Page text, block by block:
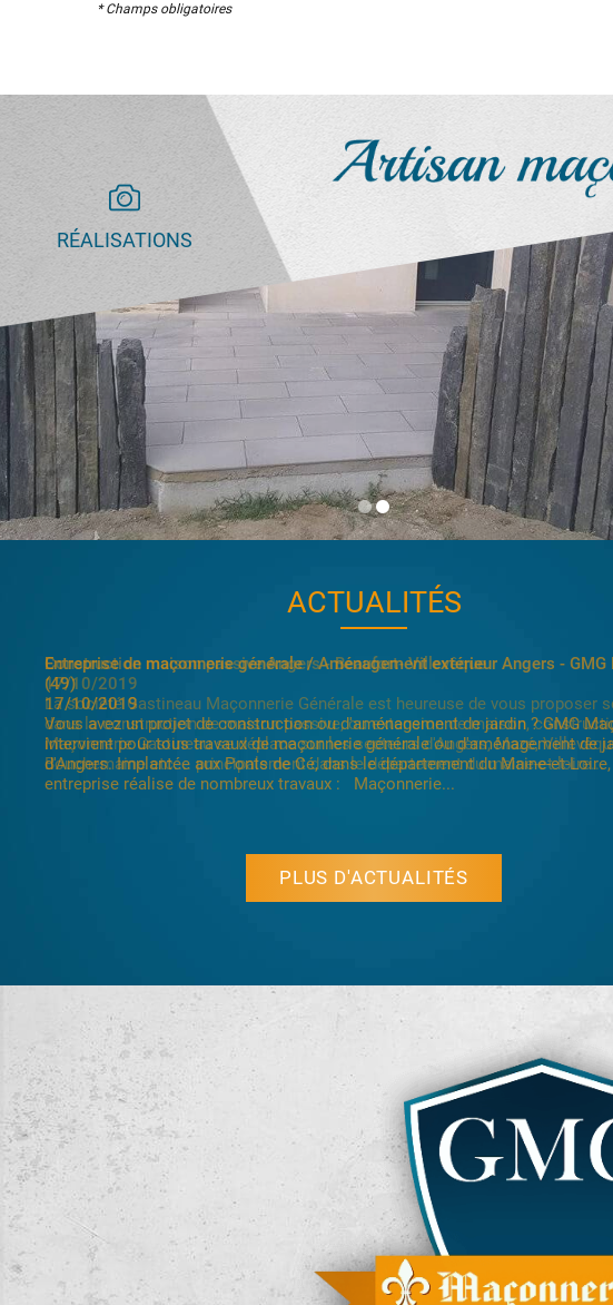
* Champs obligatoires
RÉALISATIONS
ACTUALITÉS
Construction maison passive Angers - Beaufort- Villevêque
17/10/2019
La société Gastineau Maçonnerie Générale est heureuse de vous proposer
dans la construction de maison passive, ou extension de maison,
Maçonnerie Gastineau se déplace sur les secteurs d'Angers, Mazé,
Bouchemaine etc.... principalement dans le département du maine-et-loire...
PLUS D'ACTUALITÉS